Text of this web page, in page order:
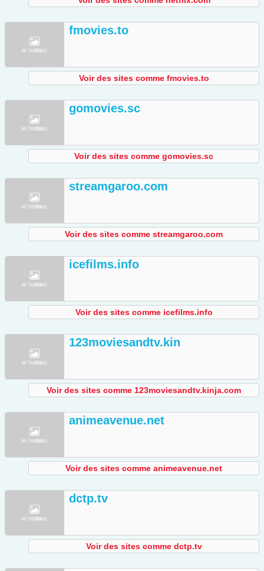
fmovies.to
Voir des sites comme fmovies.to
gomovies.sc
Voir des sites comme gomovies.sc
streamgaroo.com
Voir des sites comme streamgaroo.com
icefilms.info
Voir des sites comme icefilms.info
123moviesandtv.kin
Voir des sites comme 123moviesandtv.kinja.com
animeavenue.net
Voir des sites comme animeavenue.net
dctp.tv
Voir des sites comme dctp.tv